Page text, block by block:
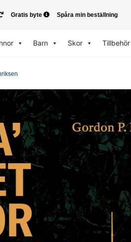
Gratis byte Spåra min beställning
Barn Skor Tillbehör